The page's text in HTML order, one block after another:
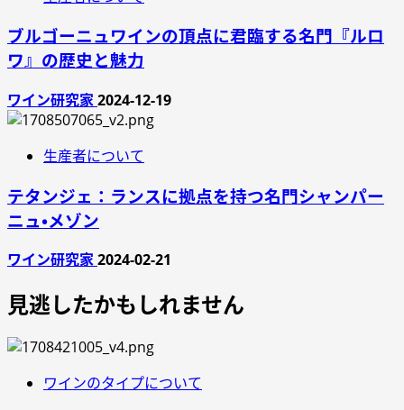
ブルゴーニュワインの頂点に君臨する名門『ルロ
ワ』の歴史と魅力
ワイン研究家2024-12-19
生産者について
テタンジェ：ランスに拠点を持つ名門シャンパー
ニュ・メゾン
ワイン研究家2024-02-21
見逃したかもしれません
ワインのタイプについて